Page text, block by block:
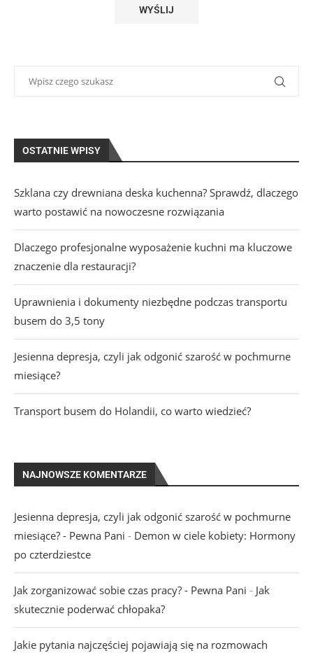
OSTATNIE WPISY
Szklana czy drewniana deska kuchenna? Sprawdź, dlaczego
warto postawić na nowoczesne rozwiązania
Dlaczego profesjonalne wyposażenie kuchni ma kluczowe
znaczenie dla restauracji?
Uprawnienia i dokumenty niezbędne podczas transportu
busem do 3,5 tony
Jesienna depresja, czyli jak odgonić szarość w pochmurne
miesiące?
Transport busem do Holandii, co warto wiedzieć?
NAJNOWSZE KOMENTARZE
Jesienna depresja, czyli jak odgonić szarość w pochmurne
miesiące? - Pewna Pani - Demon w ciele kobiety: Hormony
po czterdziestce
Jak zorganizować sobie czas pracy? - Pewna Pani - Jak
skutecznie poderwać chłopaka?
Jakie pytania najczęściej pojawiają się na rozmowach